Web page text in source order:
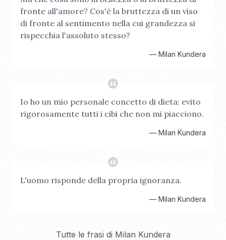
fronte all'amore? Cos'è la bruttezza di un viso
di fronte al sentimento nella cui grandezza si
rispecchia l'assoluto stesso?
— Milan Kundera
Io ho un mio personale concetto di dieta: evito
rigorosamente tutti i cibi che non mi piacciono.
— Milan Kundera
L'uomo risponde della propria ignoranza.
— Milan Kundera
Tutte le frasi di Milan Kundera